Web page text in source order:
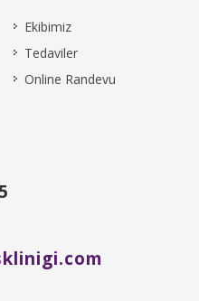
Ekibimiz
Tedaviler
Online Randevu